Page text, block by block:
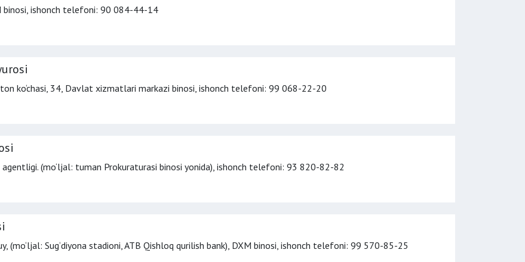
binosi, ishonch telefoni: 90 084-44-14
ko‘chasi, 34, Davlat xizmatlari markazi binosi, ishonch telefoni: 99 068-22-20
(mo‘ljal: tuman Prokuraturasi binosi yonida), ishonch telefoni: 93 820-82-82
(mo‘ljal: Sug‘diyona stadioni, ATB Qishloq qurilish bank), DXM binosi, ishonch telefoni: 99 570-85-25